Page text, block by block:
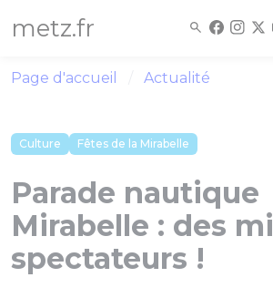
metz.fr
Page d'accueil Actualité
Culture Fêtes de la Mirabelle
Parade nautique
Mirabelle : des
spectateurs !